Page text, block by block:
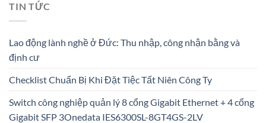
TIN TỨC
Lao động lành nghề ở Đức: Thu nhập, công nhận bằng và
định cư
Checklist Chuẩn Bị Khi Đặt Tiệc Tất Niên Công Ty
Switch công nghiệp quản lý 8 cổng Gigabit Ethernet + 4 cổng
Gigabit SFP 3Onedata IES6300SL-8GT4GS-2LV